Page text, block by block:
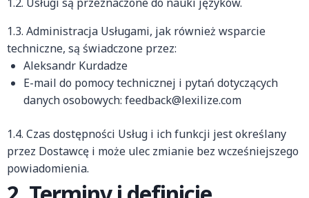
1.3. Administracja Usługami, jak również wsparcie
techniczne, są świadczone przez:
Aleksandr Kurdadze
E-mail do pomocy technicznej i pytań dotyczących
danych osobowych: feedback@lexilize.com
1.4. Czas dostępności Usług i ich funkcji jest określany
przez Dostawcę i może ulec zmianie bez wcześniejszego
powiadomienia.